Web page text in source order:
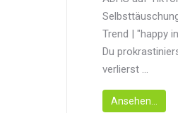
Trend | "happy
Du
verlierst ...
Ansehen...